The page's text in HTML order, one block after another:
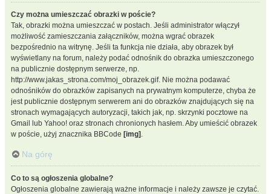
Czy można umieszczać obrazki w poście?
Tak, obrazki można umieszczać w postach. Jeśli administrator włączył
możliwość zamieszczania załączników, można wgrać obrazek
bezpośrednio na witrynę. Jeśli ta funkcja nie działa, aby obrazek był
wyświetlany na forum, należy podać odnośnik do obrazka umieszczonego
na publicznie dostępnym serwerze, np.
http://www.jakas_strona.com/moj_obrazek.gif. Nie można podawać
odnośników do obrazków zapisanych na prywatnym komputerze, chyba że
jest publicznie dostępnym serwerem ani do obrazków znajdujących się na
stronach wymagających autoryzacji, takich jak, np. skrzynki pocztowe na
Gmail lub Yahoo! oraz stronach chronionych hasłem. Aby umieścić obrazek
w poście, użyj znacznika BBCode [img] .
Na górę
Co to są ogłoszenia globalne?
Ogłoszenia globalne zawierają ważne informacje i należy zawsze je czytać.